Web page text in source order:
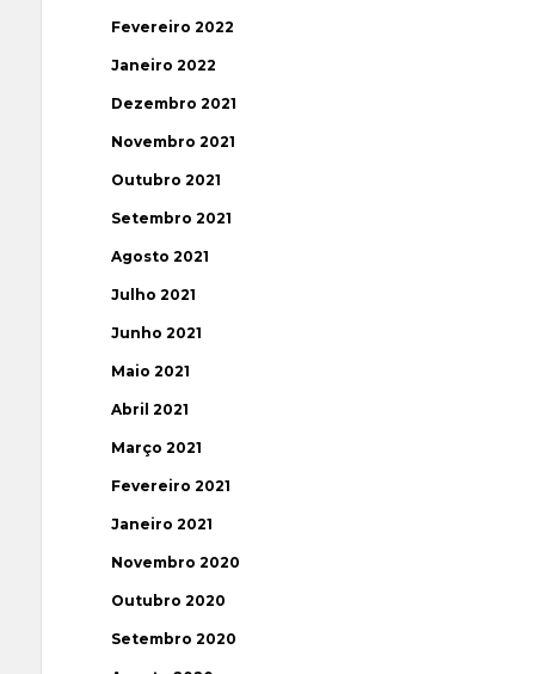
Fevereiro 2022
Janeiro 2022
Dezembro 2021
Novembro 2021
Outubro 2021
Setembro 2021
Agosto 2021
Julho 2021
Junho 2021
Maio 2021
Abril 2021
Março 2021
Fevereiro 2021
Janeiro 2021
Novembro 2020
Outubro 2020
Setembro 2020